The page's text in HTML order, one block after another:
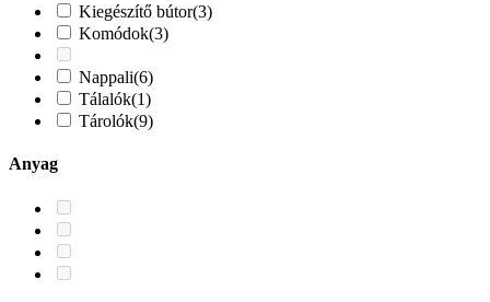
Kiegészítő bútor(3)
Komódok(3)
Nappali(6)
Tálalók(1)
Tárolók(9)
Anyag